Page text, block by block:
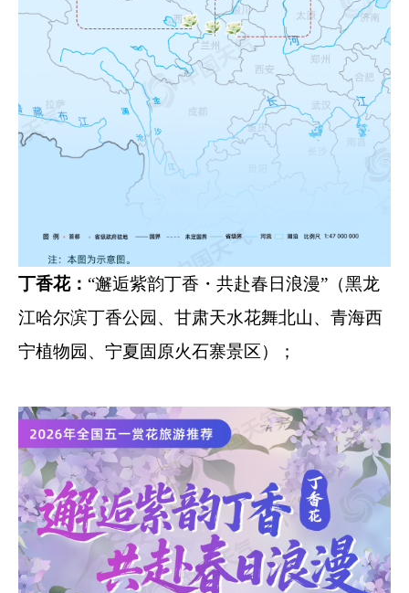
丁香花： “邂逅紫韵丁香・共赴春日浪漫”（黑龙
江哈尔滨丁香公园、甘肃天水花舞北山、青海西
宁植物园、宁夏固原火石寨景区）；